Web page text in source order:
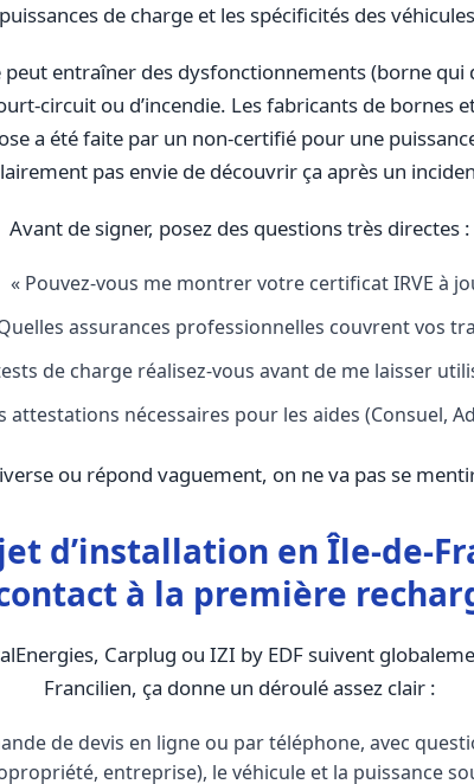
puissances de charge et les spécificités des
entraîner des dysfonctionnements (borne qui
circuit ou d’incendie. Les fabricants de bornes
a été faite par un non-certifié pour une
pas envie de découvrir ça après un
Avant de signer, posez des questions très directes :
« Pouvez-vous me montrer votre certificat IRVE à
assurances professionnelles couvrent vos
de charge réalisez-vous avant de me laisser
attestations nécessaires pour les aides (Consuel,
ou répond vaguement, on ne va pas se
d’installation en Île-de-
à la première
Carplug ou IZI by EDF suivent
Francilien, ça donne un déroulé assez clair :
de devis en ligne ou par téléphone, avec
entreprise), le véhicule et la puissance